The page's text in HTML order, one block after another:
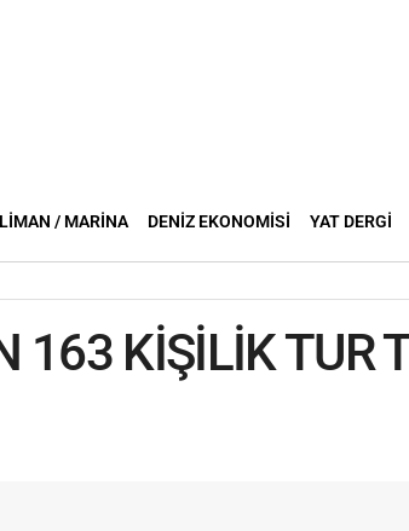
LIMAN / MARINA DENIZ EKONOMISI YAT DERGI
163 KİŞİLİK TUR